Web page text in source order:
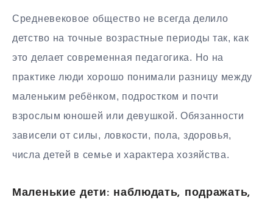
Средневековое общество не всегда делило
детство на точные возрастные периоды так, как
это делает современная педагогика. Но на
практике люди хорошо понимали разницу между
маленьким ребёнком, подростком и почти
взрослым юношей или девушкой. Обязанности
зависели от силы, ловкости, пола, здоровья,
числа детей в семье и характера хозяйства.
Маленькие дети: наблюдать, подражать,